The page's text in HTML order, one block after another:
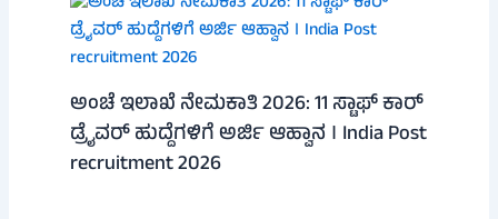
ಅಂಚೆ ಇಲಾಖೆ ನೇಮಕಾತಿ 2026: 11 ಸ್ಟಾಫ್ ಕಾರ್
ಡ್ರೈವರ್ ಹುದ್ದೆಗಳಿಗೆ ಅರ್ಜಿ ಆಹ್ವಾನ । India Post
recruitment 2026